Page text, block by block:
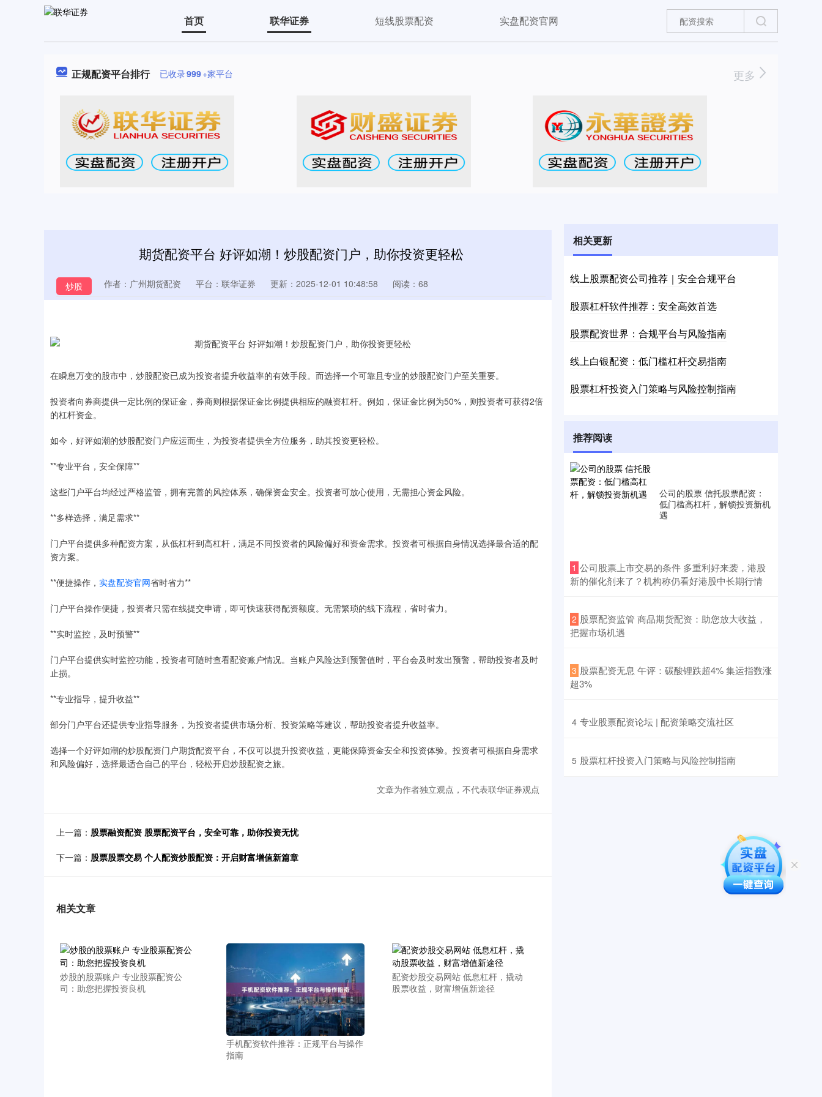
首页 联华证券 短线股票配资 实盘配资官网
正规配资平台排行 已收录999+家平台 更多
期货配资平台 好评如潮！炒股配资门户，助你投资更轻松
炒股 作者：广州期货配资 平台：联华证券 更新：2025-12-01 10:48:58 阅读：68
在瞬息万变的股市中，炒股配资已成为投资者提升收益率的有效手段。而选择一个可靠且专业的炒股配资门户至关重要。
投资者向券商提供一定比例的保证金，券商则根据保证金比例提供相应的融资杠杆。例如，保证金比例为50%，则投资者可获得2倍
的杠杆资金。
如今，好评如潮的炒股配资门户应运而生，为投资者提供全方位服务，助其投资更轻松。
**专业平台，安全保障**
这些门户平台均经过严格监管，拥有完善的风控体系，确保资金安全。投资者可放心使用，无需担心资金风险。
**多样选择，满足需求**
门户平台提供多种配资方案，从低杠杆到高杠杆，满足不同投资者的风险偏好和资金需求。投资者可根据自身情况选择最合适的配
资方案。
**便捷操作， 实盘配资官网省时省力**
门户平台操作便捷，投资者只需在线提交申请，即可快速获得配资额度。无需繁琐的线下流程，省时省力。
**实时监控，及时预警**
门户平台提供实时监控功能，投资者可随时查看配资账户情况。当账户风险达到预警值时，平台会及时发出预警，帮助投资者及时
止损。
**专业指导，提升收益**
部分门户平台还提供专业指导服务，为投资者提供市场分析、投资策略等建议，帮助投资者提升收益率。
选择一个好评如潮的炒股配资门户期货配资平台，不仅可以提升投资收益，更能保障资金安全和投资体验。投资者可根据自身需求
和风险偏好，选择最适合自己的平台，轻松开启炒股配资之旅。
文章为作者独立观点，不代表联华证券观点
上一篇： 股票融资配资 股票配资平台，安全可靠，助你投资无忧
下一篇： 股票股票交易 个人配资炒股配资：开启财富增值新篇章
相关文章
炒股的股票账户 专业股票配资公
司：助您把握投资良机
手机配资软件推荐：正规平台与操作
指南
配资炒股交易网站 低息杠杆，撬动
股票收益，财富增值新途径
相关更新
线上股票配资公司推荐｜安全合规平台
股票杠杆软件推荐：安全高效首选
股票配资世界：合规平台与风险指南
线上白银配资：低门槛杠杆交易指南
股票杠杆投资入门策略与风险控制指南
推荐阅读
公司的股票 信托股票配资：
低门槛高杠杆，解锁投资新机
遇
1 ​公司股票上市交易的条件 多重利好来袭，港股
新的催化剂来了？机构称仍看好港股中长期行情
2 ​股票配资监管 商品期货配资：助您放大收益，
把握市场机遇
3 ​股票配资无息 午评：碳酸锂跌超4% 集运指数涨
超3%
4 ​专业股票配资论坛 | 配资策略交流社区
5 ​股票杠杆投资入门策略与风险控制指南